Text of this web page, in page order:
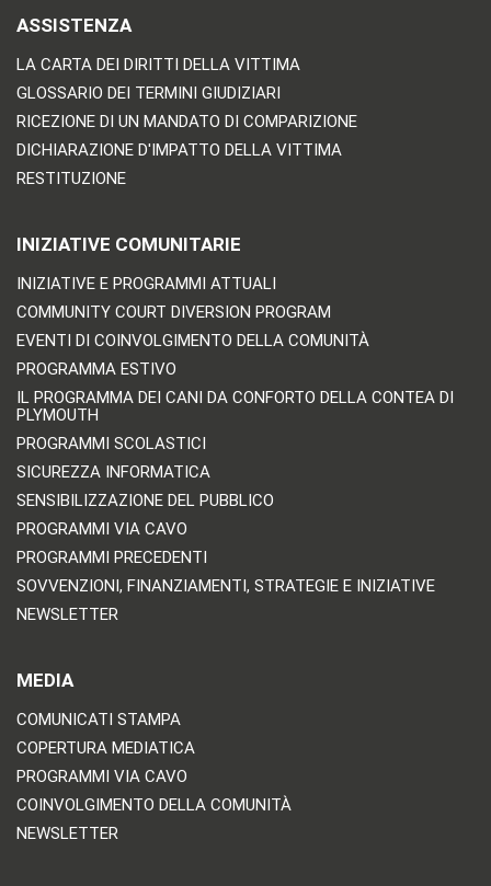
ASSISTENZA
LA CARTA DEI DIRITTI DELLA VITTIMA
GLOSSARIO DEI TERMINI GIUDIZIARI
RICEZIONE DI UN MANDATO DI COMPARIZIONE
DICHIARAZIONE D'IMPATTO DELLA VITTIMA
RESTITUZIONE
INIZIATIVE COMUNITARIE
INIZIATIVE E PROGRAMMI ATTUALI
COMMUNITY COURT DIVERSION PROGRAM
EVENTI DI COINVOLGIMENTO DELLA COMUNITÀ
PROGRAMMA ESTIVO
IL PROGRAMMA DEI CANI DA CONFORTO DELLA CONTEA DI
PLYMOUTH
PROGRAMMI SCOLASTICI
SICUREZZA INFORMATICA
SENSIBILIZZAZIONE DEL PUBBLICO
PROGRAMMI VIA CAVO
PROGRAMMI PRECEDENTI
SOVVENZIONI, FINANZIAMENTI, STRATEGIE E INIZIATIVE
NEWSLETTER
MEDIA
COMUNICATI STAMPA
COPERTURA MEDIATICA
PROGRAMMI VIA CAVO
COINVOLGIMENTO DELLA COMUNITÀ
NEWSLETTER